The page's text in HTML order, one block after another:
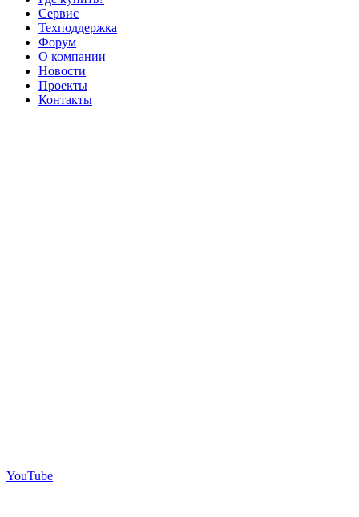
Сервис
Техподдержка
Форум
О компании
Новости
Проекты
Контакты
YouTube